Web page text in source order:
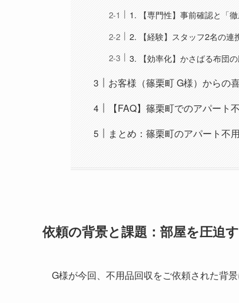
1. 【専門性】事前確認と「
2. 【経験】スタッフ2名の連
3. 【効率化】かさばる布団
お客様（篠栗町 G様）からの
【FAQ】篠栗町でのアパート
まとめ：篠栗町のアパート不
依頼の背景と課題：部屋を圧迫
G様が今回、不用品回収をご依頼された背